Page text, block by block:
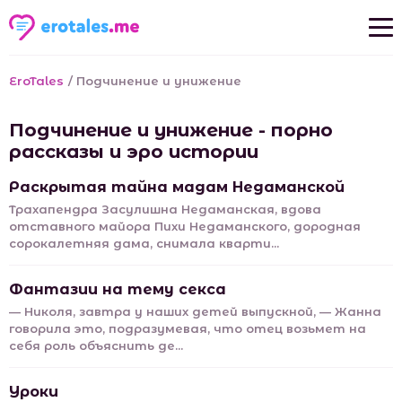
EroTales / Подчинение и унижение
Подчинение и унижение - порно
рассказы и эро истории
Раскрытая тайна мадам Недаманской
Трахапендра Засулишна Недаманская, вдова
отставного майора Пихи Недаманского, дородная
сорокалетняя дама, снимала кварти...
Фантазии на тему секса
— Николя, завтра у наших детей выпускной, — Жанна
говорила это, подразумевая, что отец возьмет на
себя роль объяснить де...
Уроки